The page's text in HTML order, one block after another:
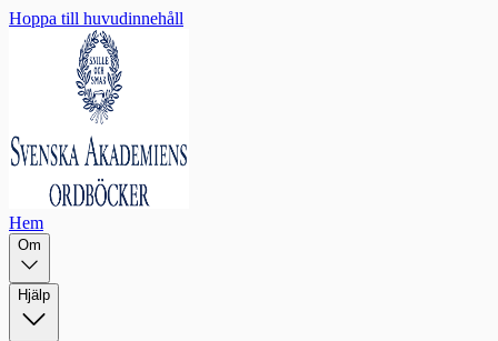
Hoppa till huvudinnehåll
Hem
Om
Hjälp